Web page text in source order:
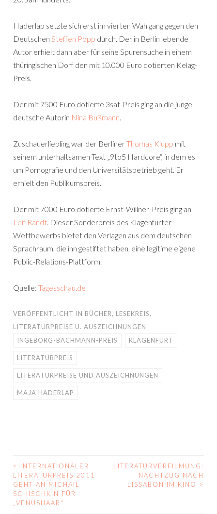
Haderlap setzte sich erst im vierten Wahlgang gegen den
Deutschen Steffen Popp durch. Der in Berlin lebende
Autor erhielt dann aber für seine Spurensuche in einem
thüringischen Dorf den mit 10.000 Euro dotierten Kelag-
Preis.
Der mit 7500 Euro dotierte 3sat-Preis ging an die junge
deutsche Autorin Nina Bußmann.
Zuschauerliebling war der BerlinerThomas Klupp mit
seinem unterhaltsamen Text „9to5 Hardcore“, in dem es
um Pornografie und den Universitätsbetrieb geht. Er
erhielt den Publikumspreis.
Der mit 7000 Euro dotierte Ernst-Willner-Preis ging an
Leif Randt. Dieser Sonderpreis des Klagenfurter
Wettbewerbs bietet den Verlagen aus dem deutschen
Sprachraum, die ihn gestiftet haben, eine legitime eigene
Public-Relations-Plattform.
Quelle: Tagesschau.de
VERÖFFENTLICHT IN BÜCHER, LESEKREIS,
LITERATURPREISE U. AUSZEICHNUNGEN
INGEBORG-BACHMANN-PREIS
KLAGENFURT
LITERATURPREIS
LITERATURPREISE UND AUSZEICHNUNGEN
MAJA HADERLAP
BEITRAGS-
NAVIGATION
<
INTERNATIONALER
LITERATURPREIS 2011
GEHT AN MICHAIL
SCHISCHKIN FÜR
„VENUSHAAR“
LITERATURVERFILMUNG:
NACHTZUG NACH
LISSABON IM KINO
>